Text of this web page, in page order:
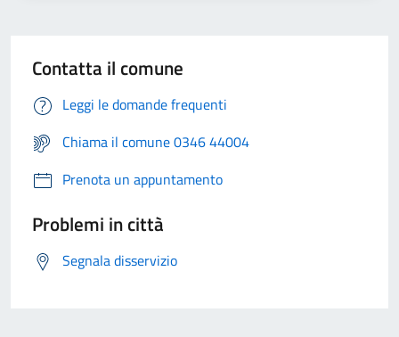
Contatta il comune
Leggi le domande frequenti
Chiama il comune 0346 44004
Prenota un appuntamento
Problemi in città
Segnala disservizio